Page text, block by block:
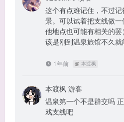
这个有点难记住，不过
景。可以试着把支线做
他地点也可能有相关的
该是刚到温泉旅馆不久就
1年前 @ 本渡枫
本渡枫 游客
温泉第一个不是群交吗
戏支线吧